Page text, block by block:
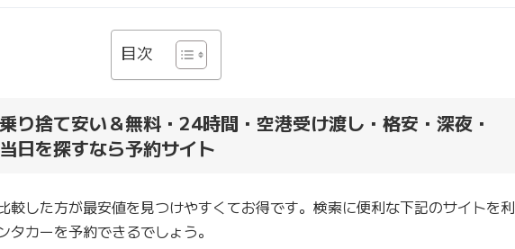
目次
り捨て安い＆無料・24時間・空港受け渡し・格安・深夜・
日を探すなら予約サイト
較した方が最安値を見つけやすくてお得です。検索に便利な下記のサイトを利
カーを予約できるでしょう。